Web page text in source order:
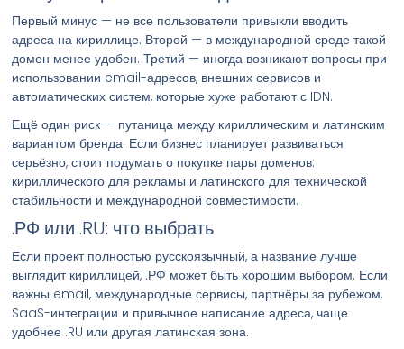
Первый минус — не все пользователи привыкли вводить
адреса на кириллице. Второй — в международной среде такой
домен менее удобен. Третий — иногда возникают вопросы при
использовании email-адресов, внешних сервисов и
автоматических систем, которые хуже работают с IDN.
Ещё один риск — путаница между кириллическим и латинским
вариантом бренда. Если бизнес планирует развиваться
серьёзно, стоит подумать о покупке пары доменов:
кириллического для рекламы и латинского для технической
стабильности и международной совместимости.
.РФ или .RU: что выбрать
Если проект полностью русскоязычный, а название лучше
выглядит кириллицей, .РФ может быть хорошим выбором. Если
важны email, международные сервисы, партнёры за рубежом,
SaaS-интеграции и привычное написание адреса, чаще
удобнее .RU или другая латинская зона.